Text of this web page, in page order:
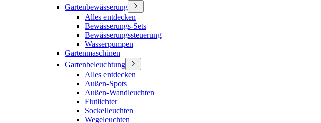
Gartenbewässerung
Alles entdecken
Bewässerungs-Sets
Bewässerungssteuerung
Wasserpumpen
Gartenmaschinen
Gartenbeleuchtung
Alles entdecken
Außen-Spots
Außen-Wandleuchten
Flutlichter
Sockelleuchten
Wegeleuchten